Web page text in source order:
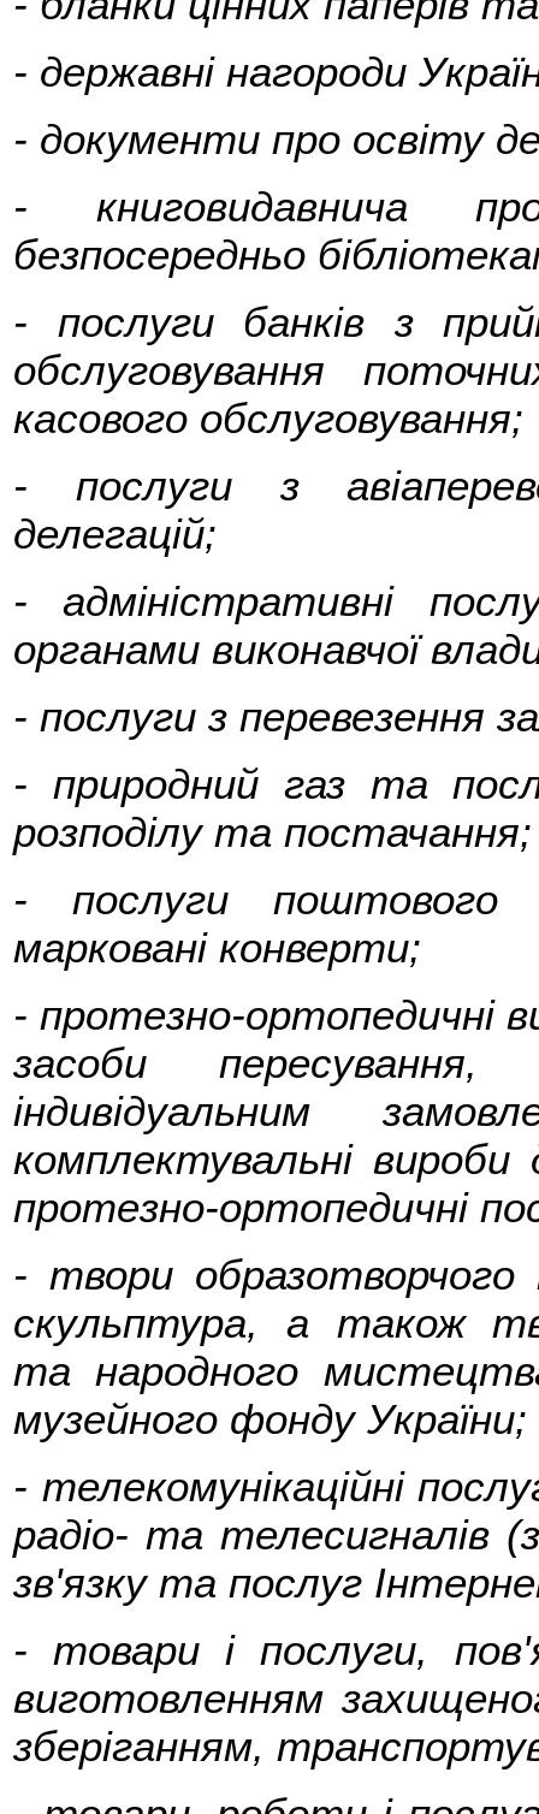
- державні нагороди
- документи про освіту
- книговидавнича
безпосередньо
- послуги банків з
обслуговування
касового обслуговування;
- послуги з
делегацій;
- адміністративні
органами виконавчої
- послуги з перевезення
- природний газ та
розподілу та постачання;
- послуги поштового
марковані конверти;
- протезно-ортопедичні
засоби
індивідуальним
комплектувальні
протезно-ортопедичні
- твори
скульптура, а також
та народного
музейного фонду України;
- телекомунікаційні
радіо- та телесигналів
зв'язку та послуг
- товари і послуги,
виготовленням
зберіганням,